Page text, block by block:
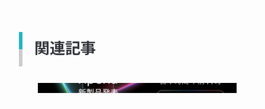
関連記事
NOW PRINTING...